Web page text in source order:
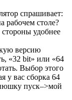
спрашивает:
рабочем столе?
удобнее
версию
«32 bit» или «64
Выбор этого
у вас сборка 64
пуск–>мой